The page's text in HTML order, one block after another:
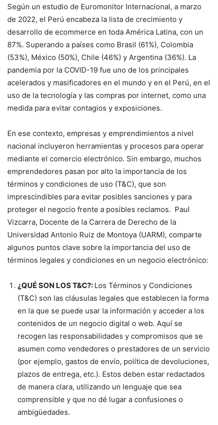
Según un estudio de Euromonitor Internacional, a marzo
de 2022, el Perú encabeza la lista de crecimiento y
desarrollo de ecommerce en toda América Latina, con un
87%. Superando a países como Brasil (61%), Colombia
(53%), México (50%), Chile (46%) y Argentina (36%). La
pandemia por la COVID-19 fue uno de los principales
acelerados y masificadores en el mundo y en el Perú, en el
uso de la tecnología y las compras por internet, como una
medida para evitar contagios y exposiciones.
En ese contexto, empresas y emprendimientos a nivel
nacional incluyeron herramientas y procesos para operar
mediante el comercio electrónico. Sin embargo, muchos
emprendedores pasan por alto la importancia de los
términos y condiciones de uso (T&C), que son
imprescindibles para evitar posibles sanciones y para
proteger el negocio frente a posibles reclamos. Paul
Vizcarra, Docente de la Carrera de Derecho de la
Universidad Antonio Ruiz de Montoya (UARM), comparte
algunos puntos clave sobre la importancia del uso de
términos legales y condiciones en un negocio electrónico:
¿QUÉ SON LOS T&C?: Los Términos y Condiciones
(T&C) son las cláusulas legales que establecen la forma
en la que se puede usar la información y acceder a los
contenidos de un negocio digital o web. Aquí se
recogen las responsabilidades y compromisos que se
asumen como vendedores o prestadores de un servicio
(por ejemplo, gastos de envío, política de devoluciones,
plazos de entrega, etc.). Estos deben estar redactados
de manera clara, utilizando un lenguaje que sea
comprensible y que no dé lugar a confusiones o
ambigüedades.